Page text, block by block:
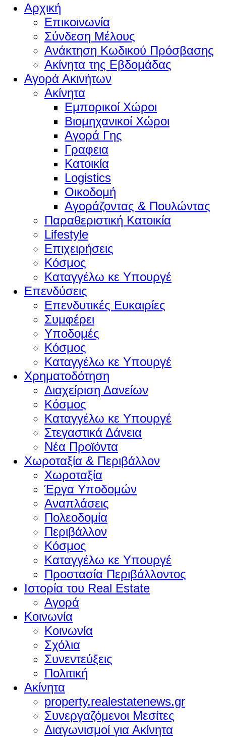
Αρχική
Επικοινωνία
Σύνδεση Μέλους
Ανάκτηση Κωδικού Πρόσβασης
Ακίνητα της Εβδομάδας
Αγορά Ακινήτων
Ακίνητα
Εμπορικοί Χώροι
Βιομηχανικοί Χώροι
Αγορά Γης
Γραφεια
Κατοικία
Logistics
Οικοδομή
Αγοράζοντας & Πουλώντας
Παραθεριστική Κατοικία
Lifestyle
Επιχειρήσεις
Κόσμος
Καταγγέλω κε Υπουργέ
Επενδύσεις
Επενδυτικές Ευκαιρίες
Συμφέρει
Υποδομές
Κόσμος
Καταγγέλω κε Υπουργέ
Χρηματοδότηση
Διαχείριση Δανείων
Κόσμος
Καταγγέλω κε Υπουργέ
Στεγαστικά Δάνεια
Νέα Προϊόντα
Χωροταξία & Περιβάλλον
Χωροταξία
Έργα Υποδομών
Αναπλάσεις
Πολεοδομία
Περιβάλλον
Κόσμος
Καταγγέλω κε Υπουργέ
Προστασία Περιβάλλοντος
Ιστορία του Real Estate
Αγορά
Κοινωνία
Κοινωνία
Σχόλια
Συνεντεύξεις
Πολιτική
Ακίνητα
property.realestatenews.gr
Συνεργαζόμενοι Μεσίτες
Διαγωνισμοί για Ακίνητα